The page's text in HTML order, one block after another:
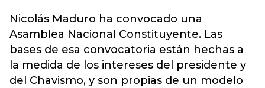
Nicolás Maduro ha convocado una
Asamblea Nacional Constituyente. Las
bases de esa convocatoria están hechas a
la medida de los intereses del presidente y
del Chavismo, y son propias de un modelo